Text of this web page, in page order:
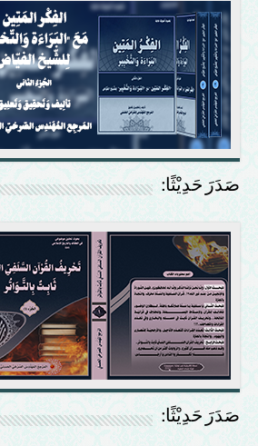
صَدَرَ حَدِيْثًا:
صَدَرَ حَدِيْثًا: